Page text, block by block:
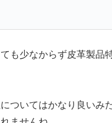
も少なからず皮革製品
ついてはかなり良いみ